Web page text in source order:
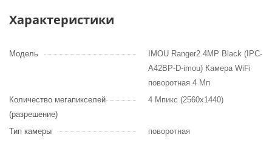
Характеристики
Модель
IMOU Ranger2 4MP Black (IPC-
A42BP-D-imou) Камера WiFi
поворотная 4 Мп
Количество мегапикселей
(разрешение)
4 Мпикс (2560х1440)
Тип камеры
поворотная